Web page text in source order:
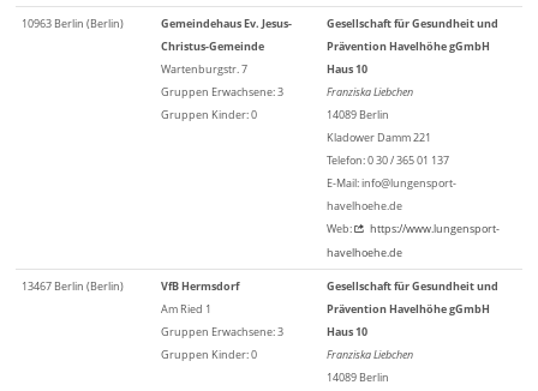
10963 Berlin (Berlin)
Gemeindehaus Ev. Jesus-
Christus-Gemeinde
Wartenburgstr. 7
Gruppen Erwachsene: 3
Gruppen Kinder: 0
Gesellschaft für Gesundheit und
Prävention Havelhöhe gGmbH
Haus 10
Franziska Liebchen
14089 Berlin
Kladower Damm 221
Telefon: 0 30 / 365 01 137
E-Mail: info@lungensport-
havelhoehe.de
Web:
https://www.lungensport-
havelhoehe.de
13467 Berlin (Berlin)
VfB Hermsdorf
Am Ried 1
Gruppen Erwachsene: 3
Gruppen Kinder: 0
Gesellschaft für Gesundheit und
Prävention Havelhöhe gGmbH
Haus 10
Franziska Liebchen
14089 Berlin